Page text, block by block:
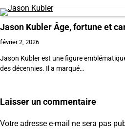
Jason Kubler Âge, fortune et
février 2, 2026
Jason Kubler est une figure
des décennies. Il a marqué…
Laisser un commentaire
Votre adresse e-mail ne sera pas